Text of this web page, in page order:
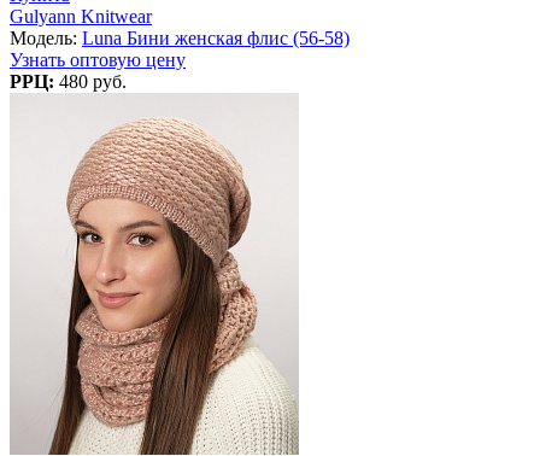
Gulyann Knitwear
Модель: Luna Бини женская флис (56-58)
Узнать оптовую цену
РРЦ: 480 руб.